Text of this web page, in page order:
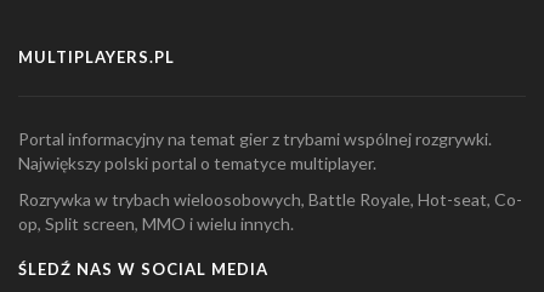
MULTIPLAYERS.PL
Portal informacyjny na temat gier z trybami wspólnej rozgrywki.
Największy polski portal o tematyce multiplayer.
Rozrywka w trybach wieloosobowych, Battle Royale, Hot-seat, Co-
op, Split screen, MMO i wielu innych.
ŚLEDŹ NAS W SOCIAL MEDIA